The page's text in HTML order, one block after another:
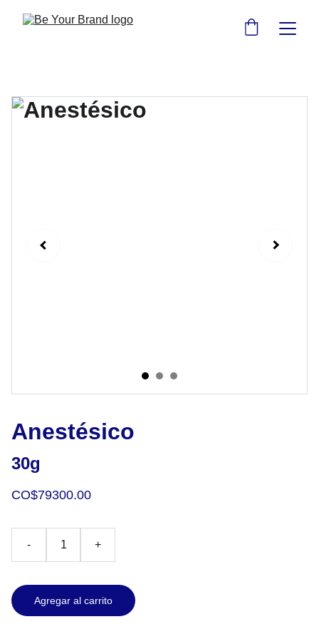
Anestésico
30g
CO$79300.00
- +
Agregar al carrito